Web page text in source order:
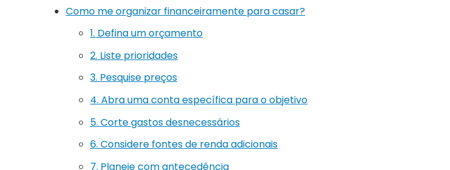
Como me organizar financeiramente para casar?
1. Defina um orçamento
2. Liste prioridades
3. Pesquise preços
4. Abra uma conta específica para o objetivo
5. Corte gastos desnecessários
6. Considere fontes de renda adicionais
7. Planeje com antecedência